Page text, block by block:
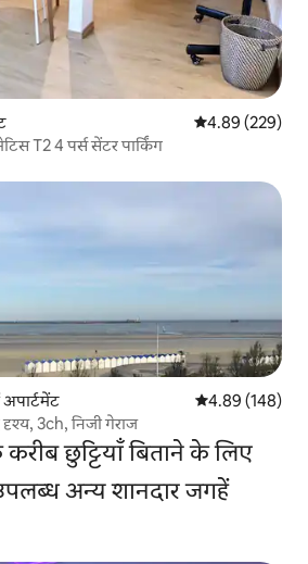
औसत रेटिंग 5 में से
4.89 (229)
T2 4 पर्स सेंटर पार्किंग
औसत रेटिंग 5 में से
4.89 (148)
3ch, निजी गेराज
छुट्टियाँ बिताने के लिए
अन्य शानदार जगहें